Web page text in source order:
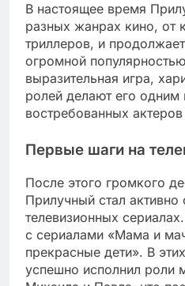
В настоящее время
разных жанрах кино, от
триллеров, и
огромной
выразительная игра,
ролей делают его одним
востребованных
Первые шаги на
После этого громкого
Прилучный стал
телевизионных
с сериалами «Мама и
прекрасные дети». В
успешно исполнил роли